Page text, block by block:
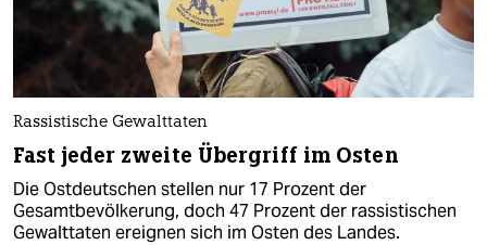
Rassistische Gewalttaten
Fast jeder zweite Übergriff im Osten
Die Ostdeutschen stellen nur 17 Prozent der
Gesamtbevölkerung, doch 47 Prozent der rassistischen
Gewalttaten ereignen sich im Osten des Landes.